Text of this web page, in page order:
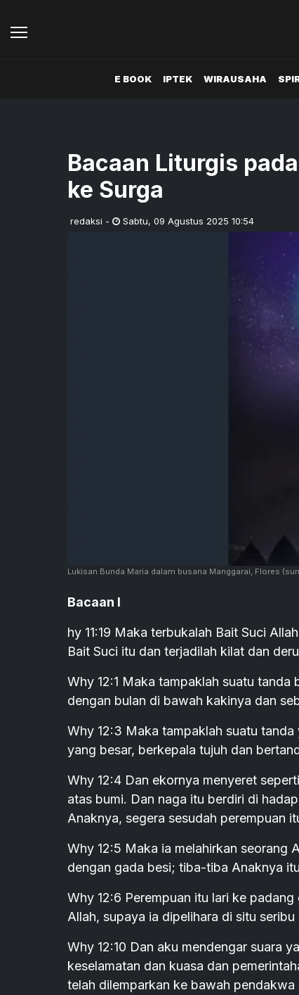
E BOOK IPTEK WIRAUSAHA
Bacaan Liturgis
ke Surga
redaksi - Sabtu, 09 Agustus 2025 10:54
Lukisan Bunda Maria dalam busana Manggarai, Flores
Bacaan I
hy 11:19 Maka terbukalah Bait Suci
Bait Suci itu dan terjadilah kilat dan
Why 12:1 Maka tampaklah suatu tanda
dengan bulan di bawah kakinya dan
Why 12:3 Maka tampaklah suatu
yang besar, berkepala tujuh dan
Why 12:4 Dan ekornya menyeret
atas bumi. Dan naga itu berdiri di
Anaknya, segera sesudah perempuan
Why 12:5 Maka ia melahirkan seorang
dengan gada besi; tiba-tiba Anaknya
Why 12:6 Perempuan itu lari ke
Allah, supaya ia dipelihara di situ
Why 12:10 Dan aku mendengar suara
keselamatan dan kuasa dan
telah dilemparkan ke bawah